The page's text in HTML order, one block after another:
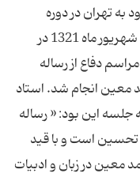
تهران در دوره
دکترای زبان و ادبیات فارسی ثبت نام کرد. شهریور ماه 1321 در
دفاع از رساله
معین انجام شد. استاد
جلسه این بود: « رساله
تحسین است و با قید
در زبان و ادبیات